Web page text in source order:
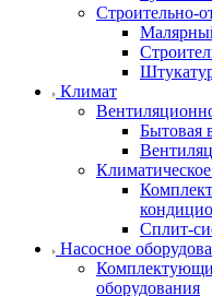
Строительно-
Климат
Бытовая
Сплит-
Насосное
оборудования